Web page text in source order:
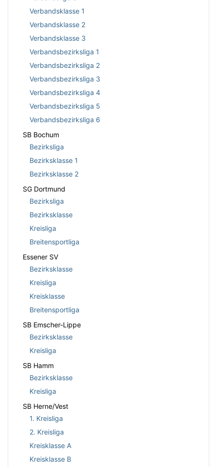
Verbandsklasse 1
Verbandsklasse 2
Verbandsklasse 3
Verbandsbezirksliga 1
Verbandsbezirksliga 2
Verbandsbezirksliga 3
Verbandsbezirksliga 4
Verbandsbezirksliga 5
Verbandsbezirksliga 6
SB Bochum
Bezirksliga
Bezirksklasse 1
Bezirksklasse 2
SG Dortmund
Bezirksliga
Bezirksklasse
Kreisliga
Breitensportliga
Essener SV
Bezirksklasse
Kreisliga
Kreisklasse
Breitensportliga
SB Emscher-Lippe
Bezirksklasse
Kreisliga
SB Hamm
Bezirksklasse
Kreisliga
SB Herne/Vest
1. Kreisliga
2. Kreisliga
Kreisklasse A
Kreisklasse B